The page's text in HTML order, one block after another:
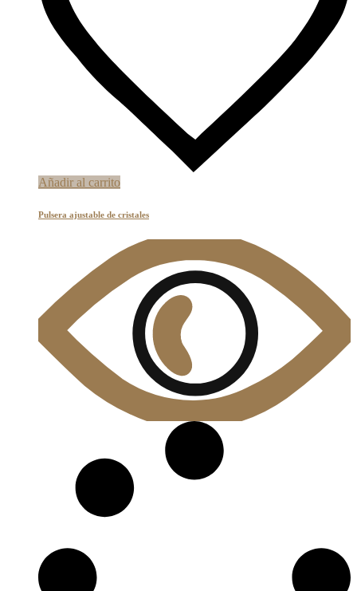
Añadir al carrito
Pulsera ajustable de cristales